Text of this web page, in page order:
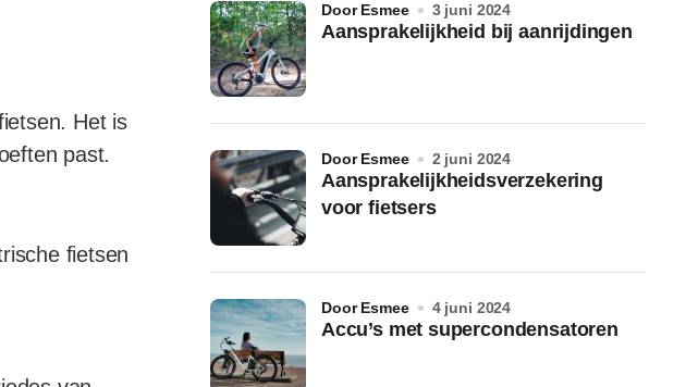
Het is
past.
fietsen
Aansprakelijkheid bij aanrijdingen
door Esmee 3 juni 2024
Aansprakelijkheidsverzekering
voor fietsers
door Esmee 2 juni 2024
Accu’s met supercondensatoren
door Esmee 4 juni 2024